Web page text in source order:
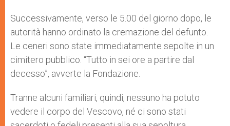
Successivamente, verso le 5.00 del giorno dopo, le
autorità hanno ordinato la cremazione del defunto.
Le ceneri sono state immediatamente sepolte in un
cimitero pubblico. “Tutto in sei ore a partire dal
decesso”, avverte la Fondazione.
Tranne alcuni familiari, quindi, nessuno ha potuto
vedere il corpo del Vescovo, né ci sono stati